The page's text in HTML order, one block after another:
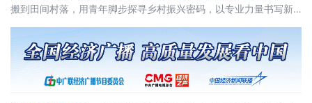
搬到田间村落，用青年脚步探寻乡村振兴密码，以专业力量书写新
员跟随讲解员重